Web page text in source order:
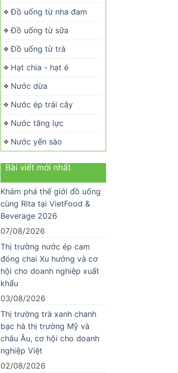
Đồ uống từ nha đam
Đồ uống từ sữa
Đồ uống từ trà
Hạt chia - hạt é
Nước dừa
Nước ép trái cây
Nước tăng lực
Nước yến sào
Bài viết mới nhất
Khám phá thế giới đồ uống
cùng Rita tại VietFood &
Beverage 2026
07/08/2026
Thị trường nước ép cam
đóng chai Xu hướng và cơ
hội cho doanh nghiệp xuất
khẩu
03/08/2026
Thị trường trà xanh chanh
bạc hà thị trường Mỹ và
châu Âu, cơ hội cho doanh
nghiệp Việt
02/08/2026